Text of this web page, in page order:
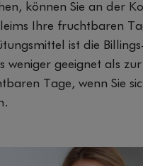
können Sie an der
Ihre fruchtbaren
ist die
weniger geeignet als
Tage, wenn Sie